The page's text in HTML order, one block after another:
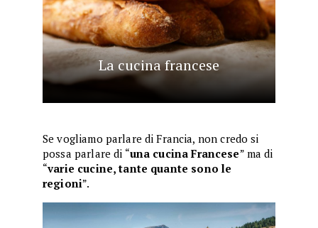
La cucina francese
Se vogliamo parlare di Francia, non credo si
possa parlare di “una cucina Francese” ma di
“varie cucine, tante quante sono le
regioni”.